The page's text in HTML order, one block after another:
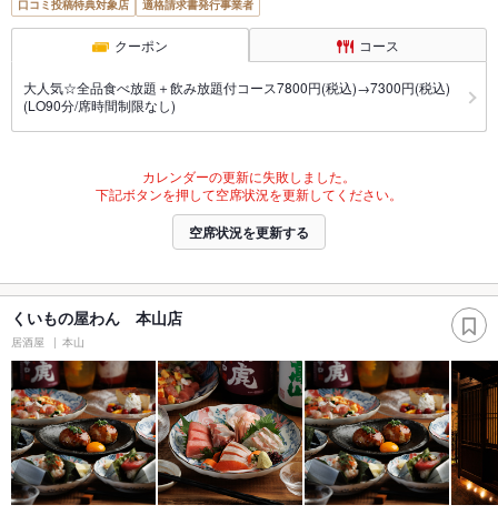
口コミ投稿特典対象店 適格請求書発行事業者
クーポン コース
大人気☆全品食べ放題＋飲み放題付コース7800円(税込)→7300円(税込)
(LO90分/席時間制限なし)
カレンダーの更新に失敗しました。
下記ボタンを押して空席状況を更新してください。
空席状況を更新する
くいもの屋わん 本山店
居酒屋 本山